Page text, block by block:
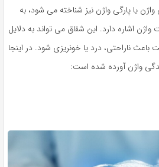
یا پارگی واژن نیز شناخته می شود، به
اشاره دارد. این شقاق می تواند به دلایل
ناراحتی، درد یا خونریزی شود. در اینجا
واژن آورده شده است: